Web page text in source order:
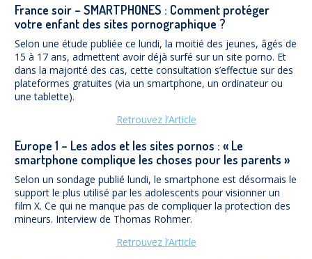
France soir – SMARTPHONES : Comment protéger
votre enfant des sites pornographique ?
Selon une étude publiée ce lundi, la moitié des jeunes, âgés de
15 à 17 ans, admettent avoir déjà surfé sur un site porno. Et
dans la majorité des cas, cette consultation s’effectue sur des
plateformes gratuites (via un smartphone, un ordinateur ou
une tablette).
Retrouvez l’Article
Europe 1 – Les ados et les sites pornos : « Le
smartphone complique les choses pour les parents »
Selon un sondage publié lundi, le smartphone est désormais le
support le plus utilisé par les adolescents pour visionner un
film X. Ce qui ne manque pas de compliquer la protection des
mineurs. Interview de Thomas Rohmer.
Retrouvez l’Article